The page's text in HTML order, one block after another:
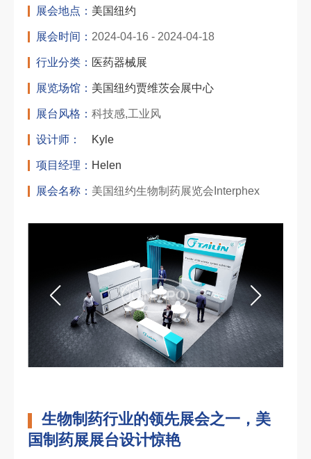
展会地点： 美国纽约
展会时间： 2024-04-16 - 2024-04-18
行业分类： 医药器械展
展览场馆： 美国纽约贾维茨会展中心
展台风格： 科技感,工业风
设计师： Kyle
项目经理： Helen
展会名称： 美国纽约生物制药展览会Interphex
生物制药行业的领先展会之一，美
国制药展展台设计惊艳